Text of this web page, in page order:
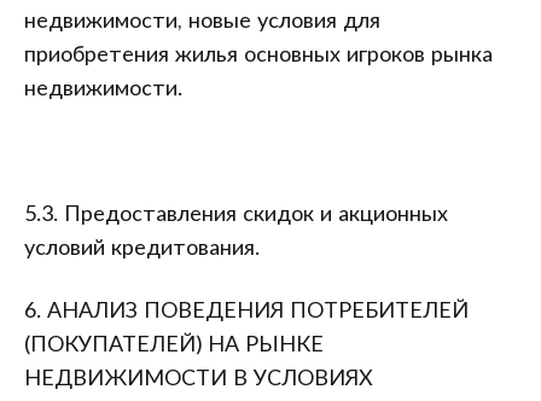
недвижимости, новые условия для
приобретения жилья основных игроков рынка
недвижимости.
5.3. Предоставления скидок и акционных
условий кредитования.
6. АНАЛИЗ ПОВЕДЕНИЯ ПОТРЕБИТЕЛЕЙ
(ПОКУПАТЕЛЕЙ) НА РЫНКЕ
НЕДВИЖИМОСТИ В УСЛОВИЯХ